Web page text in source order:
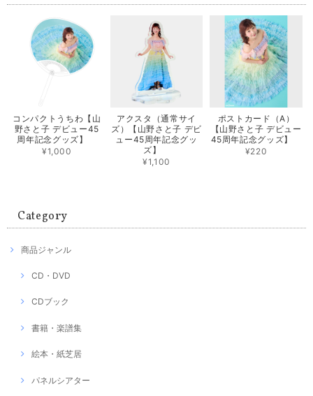
コンパクトうちわ【山
野さと子 デビュー45
周年記念グッズ】
¥1,000
アクスタ（通常サイ
ズ）【山野さと子 デビ
ュー45周年記念グッ
ズ】
¥1,100
ポストカード（A）
【山野さと子 デビュー
45周年記念グッズ】
¥220
Category
商品ジャンル
CD・DVD
CDブック
書籍・楽譜集
絵本・紙芝居
パネルシアター